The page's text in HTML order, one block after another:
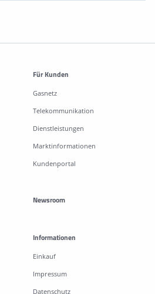
Für Kunden
Gasnetz
Telekommunikation
Dienstleistungen
Marktinformationen
Kundenportal
Newsroom
Informationen
Einkauf
Impressum
Datenschutz